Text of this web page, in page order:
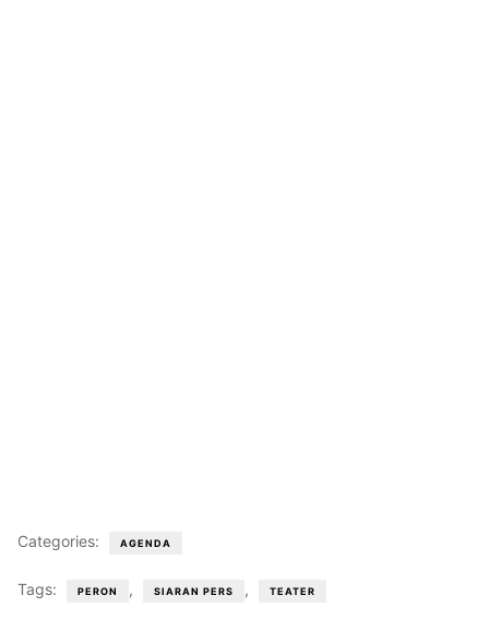
Categories: AGENDA
Tags: PERON , SIARAN PERS , TEATER